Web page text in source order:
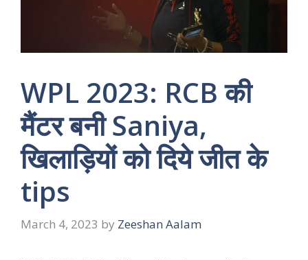
WPL 2023: RCB की
मैंटर बनी Saniya,
खिलाड़ियों को दिये जीत के
tips
March 4, 2023 by Zeeshan Aalam